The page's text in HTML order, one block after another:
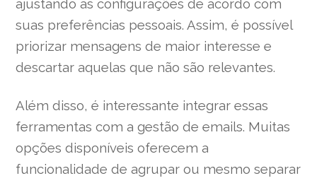
ajustando as configurações de acordo com
suas preferências pessoais. Assim, é possível
priorizar mensagens de maior interesse e
descartar aquelas que não são relevantes.
Além disso, é interessante integrar essas
ferramentas com a gestão de emails. Muitas
opções disponíveis oferecem a
funcionalidade de agrupar ou mesmo separar